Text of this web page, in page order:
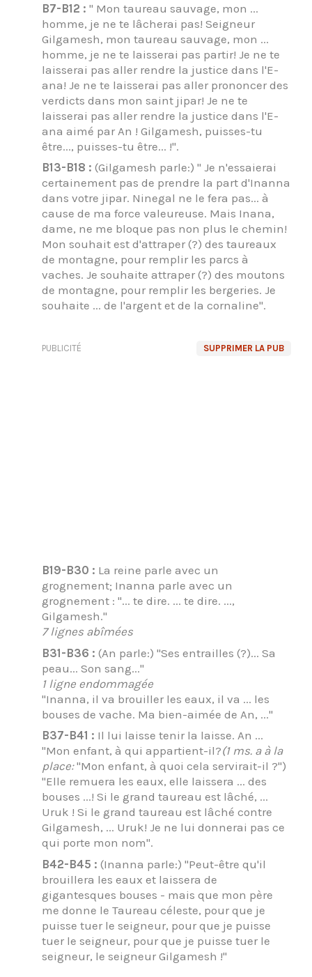
B7-B12 : " Mon taureau sauvage, mon ...
homme, je ne te lâcherai pas! Seigneur
Gilgamesh, mon taureau sauvage, mon ...
homme, je ne te laisserai pas partir! Je ne te
laisserai pas aller rendre la justice dans l'E-
ana! Je ne te laisserai pas aller prononcer des
verdicts dans mon saint jipar! Je ne te
laisserai pas aller rendre la justice dans l'E-
ana aimé par An ! Gilgamesh, puisses-tu
être..., puisses-tu être... !".
B13-B18 : (Gilgamesh parle:) " Je n'essaierai
certainement pas de prendre la part d'Inanna
dans votre jipar. Ninegal ne le fera pas... à
cause de ma force valeureuse. Mais Inana,
dame, ne me bloque pas non plus le chemin!
Mon souhait est d'attraper (?) des taureaux
de montagne, pour remplir les parcs à
vaches. Je souhaite attraper (?) des moutons
de montagne, pour remplir les bergeries. Je
souhaite ... de l'argent et de la cornaline".
SUPPRIMER LA PUB
PUBLICITÉ
B19-B30 : La reine parle avec un
grognement; Inanna parle avec un
grognement : "... te dire. ... te dire. ...,
Gilgamesh."
7 lignes abîmées
B31-B36 : (An parle:) "Ses entrailles (?)... Sa
peau... Son sang..."
1 ligne endommagée
"Inanna, il va brouiller les eaux, il va ... les
bouses de vache. Ma bien-aimée de An, ..."
B37-B41 : Il lui laisse tenir la laisse. An ...
"Mon enfant, à qui appartient-il?(1 ms. a à la
place:"Mon enfant, à quoi cela servirait-il ?")
"Elle remuera les eaux, elle laissera ... des
bouses ...! Si le grand taureau est lâché, ...
Uruk ! Si le grand taureau est lâché contre
Gilgamesh, ... Uruk! Je ne lui donnerai pas ce
qui porte mon nom".
B42-B45 : (Inanna parle:) "Peut-être qu'il
brouillera les eaux et laissera de
gigantesques bouses - mais que mon père
me donne le Taureau céleste, pour que je
puisse tuer le seigneur, pour que je puisse
tuer le seigneur, pour que je puisse tuer le
seigneur, le seigneur Gilgamesh !"